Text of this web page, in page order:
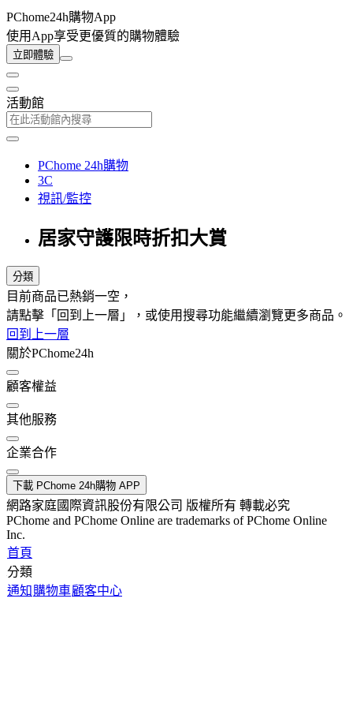
PChome24h購物App
使用App享受更優質的購物體驗
立即體驗
活動館
PChome 24h購物
3C
視訊/監控
居家守護限時折扣大賞
分類
目前商品已熱銷一空，
請點擊「回到上一層」，或使用搜尋功能繼續瀏覽更多商品。
回到上一層
關於PChome24h
顧客權益
其他服務
企業合作
下載 PChome 24h購物 APP
網路家庭國際資訊股份有限公司 版權所有 轉載必究
PChome and PChome Online are trademarks of PChome Online
Inc.
首頁
分類
通知 購物車顧客中心